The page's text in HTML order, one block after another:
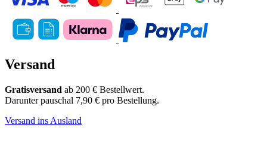
Versand
Gratisversand ab 200 € Bestellwert.
Darunter pauschal 7,90 € pro Bestellung.
Versand ins Ausland